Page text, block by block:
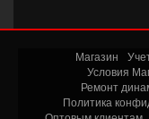
Магазин
Условия
Ремонт
Политика